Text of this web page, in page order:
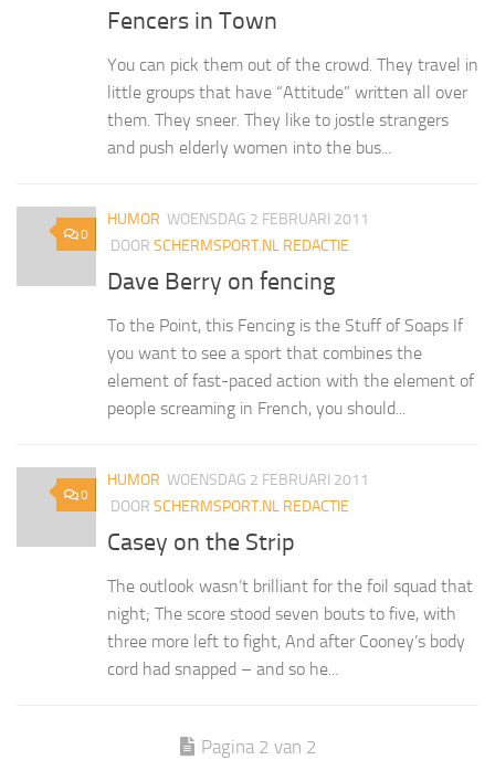
Fencers in Town
You can pick them out of the crowd. They travel in
little groups that have “Attitude” written all over
them. They sneer. They like to jostle strangers
and push elderly women into the bus...
0
HUMOR WOENSDAG 2 FEBRUARI 2011
DOOR SCHERMSPORT.NL REDACTIE
Dave Berry on fencing
To the Point, this Fencing is the Stuff of Soaps If
you want to see a sport that combines the
element of fast-paced action with the element of
people screaming in French, you should...
0
HUMOR WOENSDAG 2 FEBRUARI 2011
DOOR SCHERMSPORT.NL REDACTIE
Casey on the Strip
The outlook wasn’t brilliant for the foil squad that
night; The score stood seven bouts to five, with
three more left to fight, And after Cooney’s body
cord had snapped – and so he...
Pagina 2 van 2